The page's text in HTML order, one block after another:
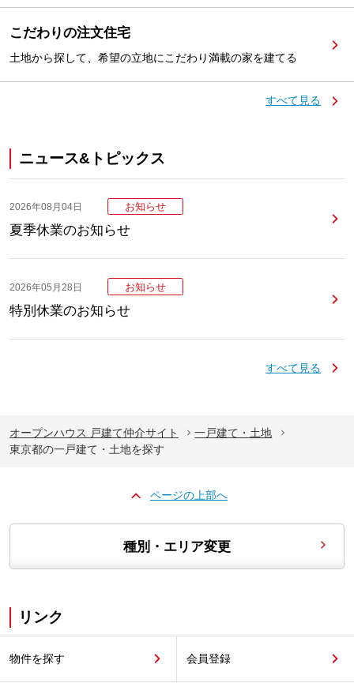
こだわりの注文住宅
土地から探して、希望の立地にこだわり満載の家を建てる
すべて見る
ニュース&トピックス
2026年08月04日 お知らせ
夏季休業のお知らせ
2026年05月28日 お知らせ
特別休業のお知らせ
すべて見る
オープンハウス 戸建て仲介サイト
一戸建て・土地
東京都の一戸建て・土地を探す
ページの上部へ
種別・エリア変更
リンク
物件を探す 会員登録